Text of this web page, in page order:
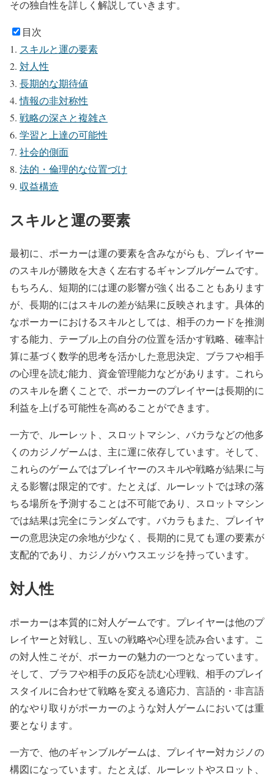
その独自性を詳しく解説していきます。
目次
スキルと運の要素
対人性
長期的な期待値
情報の非対称性
戦略の深さと複雑さ
学習と上達の可能性
社会的側面
法的・倫理的な位置づけ
収益構造
スキルと運の要素
最初に、ポーカーは運の要素を含みながらも、プレイヤー
のスキルが勝敗を大きく左右するギャンブルゲームです。
もちろん、短期的には運の影響が強く出ることもあります
が、長期的にはスキルの差が結果に反映されます。具体的
なポーカーにおけるスキルとしては、相手のカードを推測
する能力、テーブル上の自分の位置を活かす戦略、確率計
算に基づく数学的思考を活かした意思決定、ブラフや相手
の心理を読む能力、資金管理能力などがあります。これら
のスキルを磨くことで、ポーカーのプレイヤーは長期的に
利益を上げる可能性を高めることができます。
一方で、ルーレット、スロットマシン、バカラなどの他多
くのカジノゲームは、主に運に依存しています。そして、
これらのゲームではプレイヤーのスキルや戦略が結果に与
える影響は限定的です。たとえば、ルーレットでは球の落
ちる場所を予測することは不可能であり、スロットマシン
では結果は完全にランダムです。バカラもまた、プレイヤ
ーの意思決定の余地が少なく、長期的に見ても運の要素が
支配的であり、カジノがハウスエッジを持っています。
対人性
ポーカーは本質的に対人ゲームです。プレイヤーは他のプ
レイヤーと対戦し、互いの戦略や心理を読み合います。こ
の対人性こそが、ポーカーの魅力の一つとなっています。
そして、ブラフや相手の反応を読む心理戦、相手のプレイ
スタイルに合わせて戦略を変える適応力、言語的・非言語
的なやり取りがポーカーのような対人ゲームにおいては重
要となります。
一方で、他のギャンブルゲームは、プレイヤー対カジノの
構図になっています。たとえば、ルーレットやスロット、